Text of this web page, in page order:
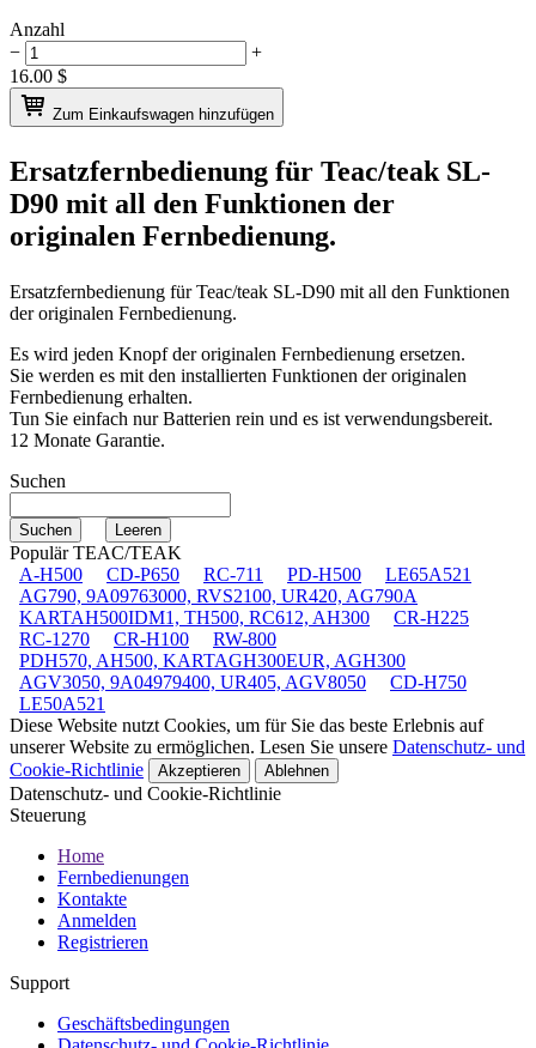
Anzahl
−
+
16.00 $
Zum Einkaufswagen hinzufügen
Ersatzfernbedienung für Teac/teak SL-
D90 mit all den Funktionen der
originalen Fernbedienung.
Ersatzfernbedienung fürTeac/teak SL-D90 mit all den Funktionen
der originalen Fernbedienung.
Es wird jeden Knopf der originalen Fernbedienung ersetzen.
Sie werden es mit den installierten Funktionen der originalen
Fernbedienung erhalten.
Tun Sie einfach nur Batterien rein und es ist verwendungsbereit.
12 Monate Garantie.
Suchen
Populär TEAC/TEAK
A-H500
CD-P650 RC-711 PD-H500
LE65A521
AG790, 9A09763000, RVS2100, UR420, AG790A
KARTAH500IDM1, TH500, RC612, AH300
CR-H225
RC-1270
CR-H100
RW-800
PDH570, AH500, KARTAGH300EUR, AGH300
AGV3050, 9A04979400, UR405, AGV8050
CD-H750
LE50A521
Diese Website nutzt Cookies, um für Sie das beste Erlebnis auf
unserer Website zu ermöglichen. Lesen Sie unsere Datenschutz- und
Cookie-Richtlinie
Akzeptieren Ablehnen
Datenschutz- und Cookie-Richtlinie
Steuerung
Home
Fernbedienungen
Kontakte
Anmelden
Registrieren
Support
Geschäftsbedingungen